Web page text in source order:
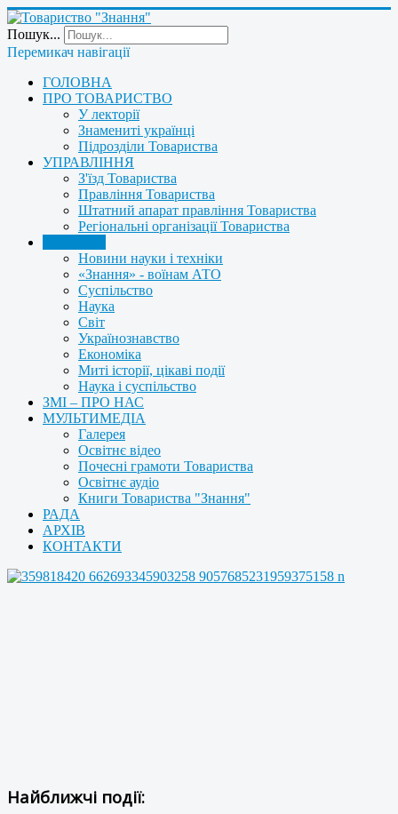
Пошук...
Перемикач навігації
ГОЛОВНА
ПРО ТОВАРИСТВО
У лекторії
Знамениті українці
Підрозділи Товариства
УПРАВЛІННЯ
З'їзд Товариства
Правління Товариства
Штатний апарат правління Товариства
Регіональні організації Товариства
Новини науки і техніки
«Знання» - воїнам АТО
Суспільство
Наука
Світ
Українознавство
Економіка
Миті історії, цікаві події
Наука і суспільство
ЗМІ – ПРО НАС
МУЛЬТИМЕДІА
Галерея
Освітнє відео
Почесні грамоти Товариства
Освітнє аудіо
Книги Товариства "Знання"
РАДА
АРХІВ
КОНТАКТИ
Найближчі події: